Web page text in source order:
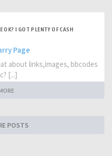
OK? I GOT PLENTY OF CASH
Page
about links,images, bbcodes
[...]
POSTS